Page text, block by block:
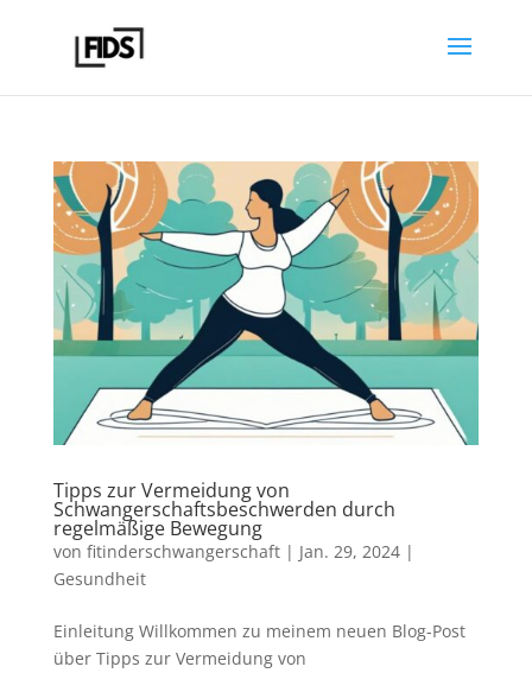
Tipps zur Vermeidung von
Schwangerschaftsbeschwerden durch
regelmäßige Bewegung
von fitinderschwangerschaft| Jan. 29, 2024|
Gesundheit
Einleitung Willkommen zu meinem neuen Blog-Post
über Tipps zur Vermeidung von